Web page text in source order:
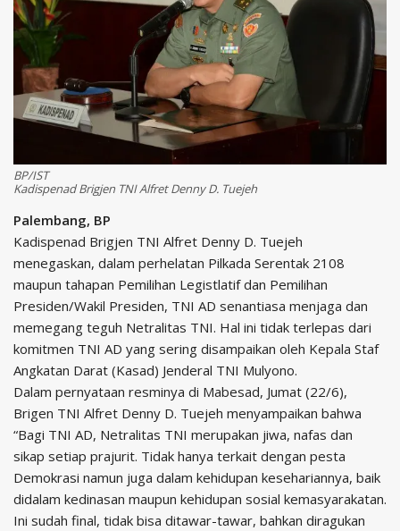
BP/IST
Kadispenad Brigjen TNI Alfret Denny D. Tuejeh
Palembang, BP
Kadispenad Brigjen TNI Alfret Denny D. Tuejeh
menegaskan, dalam perhelatan Pilkada Serentak 2108
maupun tahapan Pemilihan Legistlatif dan Pemilihan
Presiden/Wakil Presiden, TNI AD senantiasa menjaga dan
memegang teguh Netralitas TNI. Hal ini tidak terlepas dari
komitmen TNI AD yang sering disampaikan oleh Kepala Staf
Angkatan Darat (Kasad) Jenderal TNI Mulyono.
Dalam pernyataan resminya di Mabesad, Jumat (22/6),
Brigen TNI Alfret Denny D. Tuejeh menyampaikan bahwa
“Bagi TNI AD, Netralitas TNI merupakan jiwa, nafas dan
sikap setiap prajurit. Tidak hanya terkait dengan pesta
Demokrasi namun juga dalam kehidupan kesehariannya, baik
didalam kedinasan maupun kehidupan sosial kemasyarakatan.
Ini sudah final, tidak bisa ditawar-tawar, bahkan diragukan